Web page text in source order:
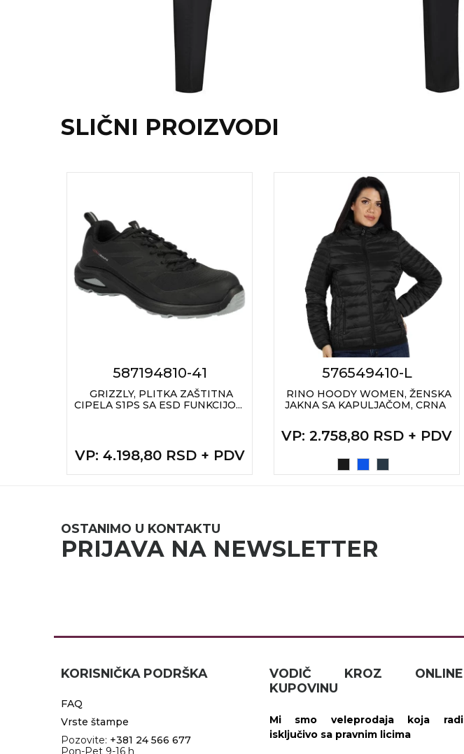
TEKSTILSLIČNI PROIZVODI
587194810-41
GRIZZLY, PLITKA ZAŠTITNA
CIPELA S1PS SA ESD FUNKCIJO...
VP: 4.198,80 RSD + PDV
576549410-L
RINO HOODY WOMEN, ŽENSKA
JAKNA SA KAPULJAČOM, CRNA
VP: 2.758,80 RSD + PDV
OSTANIMO U KONTAKTU
PRIJAVA NA NEWSLETTER
KORISNIČKA PODRŠKA
FAQ
Vrste štampe
Pozovite: +381 24 566 677
Pon-Pet 9-16 h
VODIČ KROZ ONLINE
KUPOVINU
Mi smo veleprodaja koja radi
isključivo sa pravnim licima